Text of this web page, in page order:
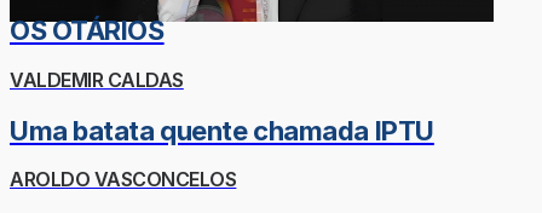
OS OTÁRIOS
VALDEMIR CALDAS
Uma batata quente chamada IPTU
AROLDO VASCONCELOS